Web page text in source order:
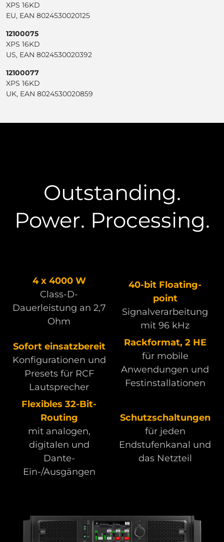
XPS 16KD
EU, EAN 8024530020125
12100075
XPS 16KD
US, EAN 8024530020392
12100077
XPS 16KD
UK, EAN 8024530020859
Outstanding.
Power. Processing.
4 x 4000 W
Class-D-
Dauerleistung an 2,7
Ohm
40-bit Floating-
point
Signalverarbeitung
mit 96 kHz
Sofort einsatzbereit
Konfigurationen und
Presets für RCF
Lautsprecher
Rackformat, 2 HE
für mobile
Anwendungen und
Festinstallationen
Flexibles 32-Bit-
Routing
mit analogen,
digitalen und
Dante-
Ein-/Ausgängen
Schutzschaltungen
für jeden
Endstufenkanal und
das Netzteil